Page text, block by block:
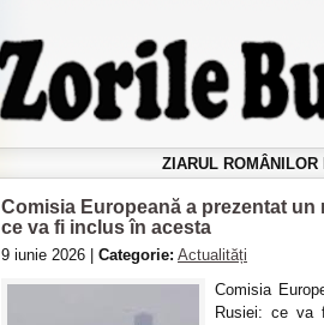
ZIARUL ROMÂNILOR
Comisia Europeană a prezentat
ce va fi inclus în acesta
9 iunie 2026 | Categorie: Actualități
Comisia
Rusiei: ce va